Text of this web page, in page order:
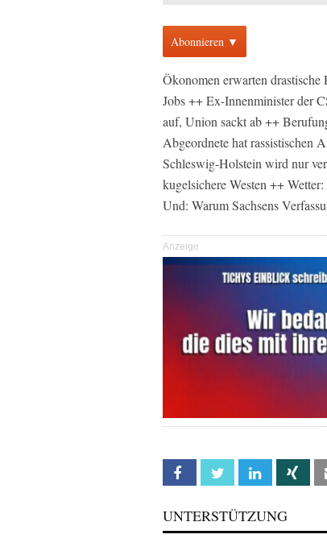
Abonnieren ▼
Ökonomen erwarten
Jobs ++ Ex-Innenminister der
auf, Union sackt ab ++
Abgeordnete hat rassistischen
Schleswig-Holstein wird nur
kugelsichere Westen ++
Und: Warum Sachsens
Anzeige
Facebook Twitter Linkedin Xing
UNTERSTÜTZUNG